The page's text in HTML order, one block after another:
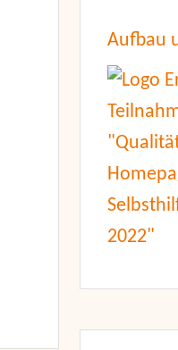
Aufbau